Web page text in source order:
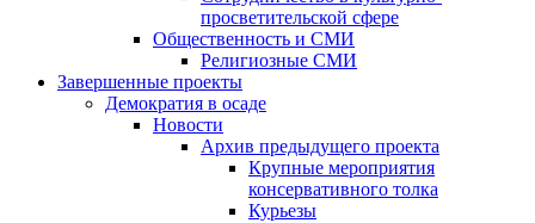
просветительской сфере
Общественность и СМИ
Религиозные СМИ
Завершенные проекты
Демократия в осаде
Новости
Архив предыдущего проекта
Крупные мероприятия
консервативного толка
Курьезы